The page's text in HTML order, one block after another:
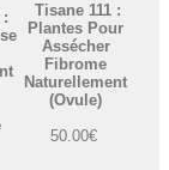
:
Tisane 111 :
Plantes Pour
Assécher
Fibrome
Naturellement
(Ovule)
50.00€